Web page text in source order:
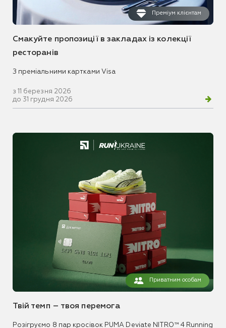
Преміум клієнтам
Смакуйте пропозиції в закладах із колекції
ресторанів
З преміальними картками Visa
з 11 березня 2026
до 31 грудня 2026
Приватним особам
Твій темп – твоя перемога
Розігруємо 8 пар кросівок PUMA Deviate NITRO™ 4 Running